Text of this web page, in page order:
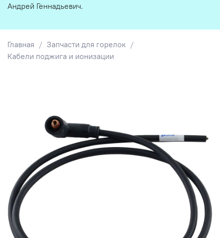
Главная
Запчасти для горелок
Кабели поджига и ионизации
Андрей Геннадьевич.